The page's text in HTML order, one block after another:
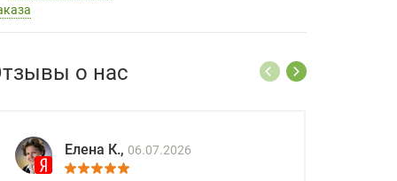
о нас
Елена К., 06.07.2026